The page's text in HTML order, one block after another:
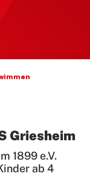
Griesheim
1899 e.V.
ab 4